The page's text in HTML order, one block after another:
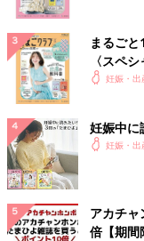
まるごと
〈スペ
妊娠・出
妊娠中に
妊娠・出
アカチ
倍【期間